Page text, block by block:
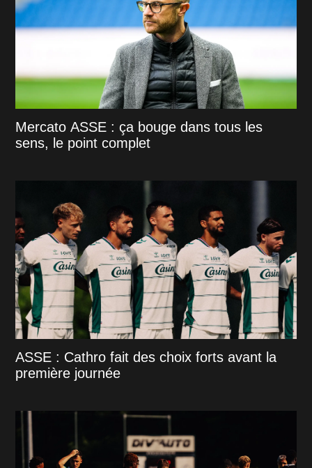
Mercato ASSE : ça bouge dans tous les
sens, le point complet
ASSE : Cathro fait des choix forts avant la
première journée